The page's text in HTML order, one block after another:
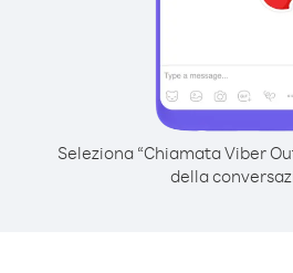
Seleziona “Chiamata Viber
della